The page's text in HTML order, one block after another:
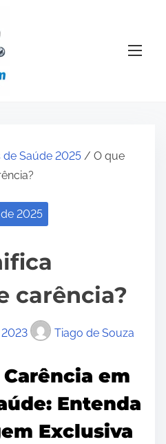
de Saúde 2025 / O que
2025
carência?
Tiago de Souza
em
Entenda
Exclusiva